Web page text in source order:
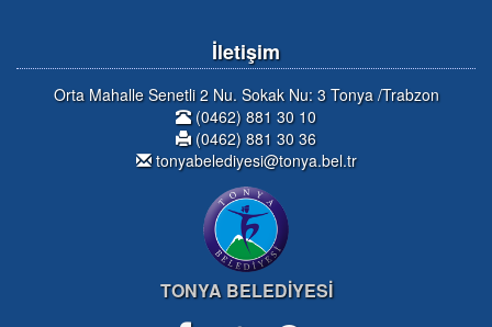
İletişim
Orta Mahalle Senetli 2 Nu. Sokak Nu: 3 Tonya /Trabzon
(0462) 881 30 10
(0462) 881 30 36
tonyabelediyesi@tonya.bel.tr
TONYA BELEDİYESİ